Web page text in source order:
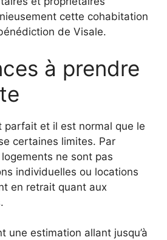
cette cohabitation
de Visale.
à prendre
parfait et il est normal que le
certaines limites. Par
ne sont pas
individuelles ou locations
en retrait quant aux
une estimation allant jusqu’à